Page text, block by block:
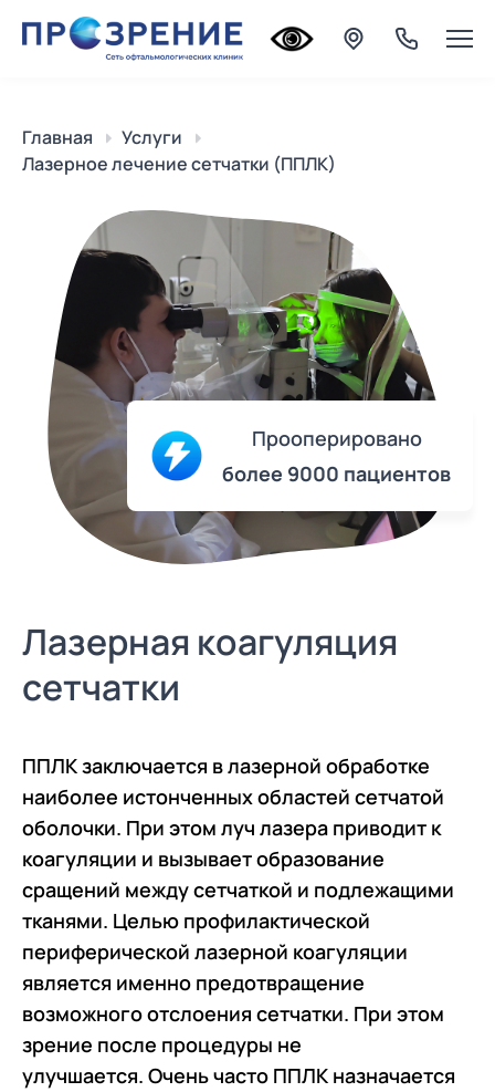
Главная
Услуги
Лазерное лечение сетчатки (ППЛК)
Прооперировано
более 9000 пациентов
Лазерная коагуляция
сетчатки
ППЛК заключается в лазерной обработке
наиболее истонченных областей сетчатой
оболочки. При этом луч лазера приводит к
коагуляции и вызывает образование
сращений между сетчаткой и подлежащими
тканями. Целью профилактической
периферической лазерной коагуляции
является именно предотвращение
возможного отслоения сетчатки. При этом
зрение после процедуры не
улучшается. Очень часто ППЛК назначается